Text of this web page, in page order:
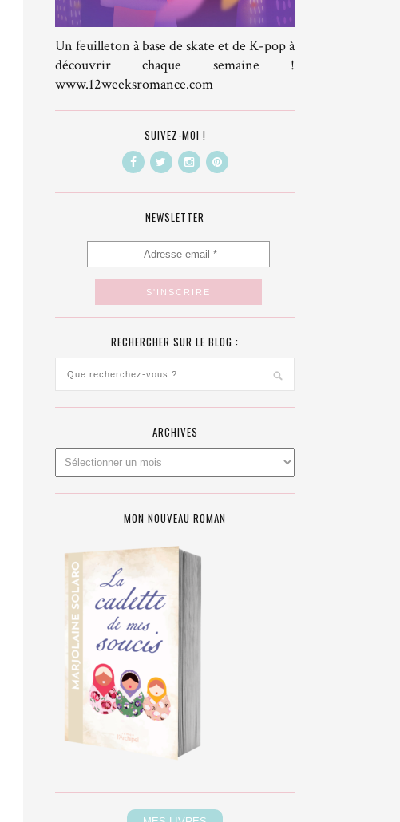
Un feuilleton à base de skate et de K-pop à
découvrir chaque semaine !
www.12weeksromance.com
SUIVEZ-MOI !
NEWSLETTER
RECHERCHER SUR LE BLOG :
ARCHIVES
MON NOUVEAU ROMAN